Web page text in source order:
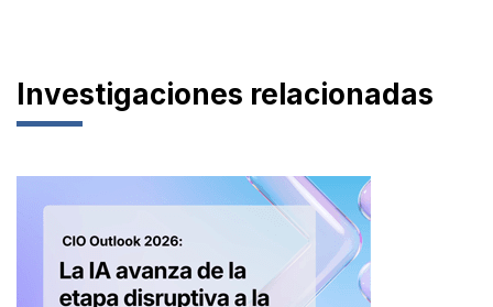
Investigaciones relacionadas